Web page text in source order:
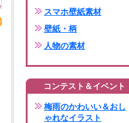
スマホ壁紙素材
壁紙・柄
人物の素材
コンテスト＆イベント
梅雨のかわいい＆おし
ゃれなイラスト